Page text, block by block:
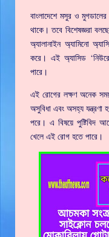
বাংলাদেশে মসুর ও
থাকে। তবে বিশেষজ্ঞরা
অ্যালানাইন অ্যামিনো
করে। এই অ্যাসিড
পারে।
এই রোগের লক্ষণ অনেক
অসুবিধা এবং অসহ্য যন্ত্রণা
পরে। এ বিষয়ে পুষ্টিবিদ
খেলে এই রোগ হতে পারে।